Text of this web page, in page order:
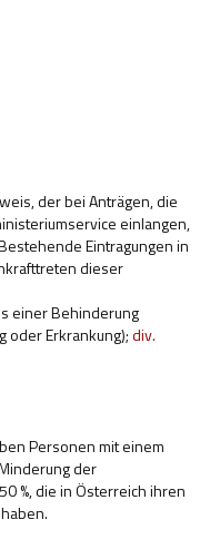
der bei Anträgen, die
einlangen,
Eintragungen in
dieser
einer Behinderung
oder Erkrankung);div.
Personen mit einem
der
%, die in Österreich ihren